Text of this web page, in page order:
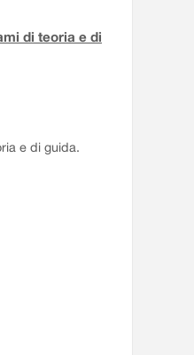
di teoria e di
e di guida.